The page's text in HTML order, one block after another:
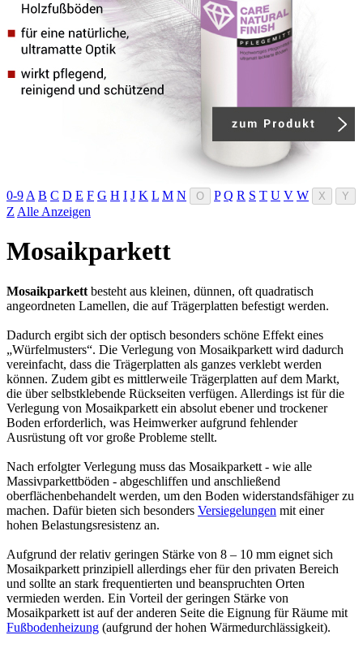
0-9 A B C D E F G H I J K L M N O P Q R S T U V W X Y
Z Alle Anzeigen
Mosaikparkett
Mosaikparkett besteht aus kleinen, dünnen, oft quadratisch
angeordneten Lamellen, die auf Trägerplatten befestigt werden.
Dadurch ergibt sich der optisch besonders schöne Effekt eines
„Würfelmusters“. Die Verlegung von Mosaikparkett wird dadurch
vereinfacht, dass die Trägerplatten als ganzes verklebt werden
können. Zudem gibt es mittlerweile Trägerplatten auf dem Markt,
die über selbstklebende Rückseiten verfügen. Allerdings ist für die
Verlegung von Mosaikparkett ein absolut ebener und trockener
Boden erforderlich, was Heimwerker aufgrund fehlender
Ausrüstung oft vor große Probleme stellt.
Nach erfolgter Verlegung muss das Mosaikparkett - wie alle
Massivparkettböden - abgeschliffen und anschließend
oberflächenbehandelt werden, um den Boden widerstandsfähiger zu
machen. Dafür bieten sich besonders Versiegelungen mit einer
hohen Belastungsresistenz an.
Aufgrund der relativ geringen Stärke von 8 – 10 mm eignet sich
Mosaikparkett prinzipiell allerdings eher für den privaten Bereich
und sollte an stark frequentierten und beanspruchten Orten
vermieden werden. Ein Vorteil der geringen Stärke von
Mosaikparkett ist auf der anderen Seite die Eignung für Räume mit
Fußbodenheizung (aufgrund der hohen Wärmedurchlässigkeit).